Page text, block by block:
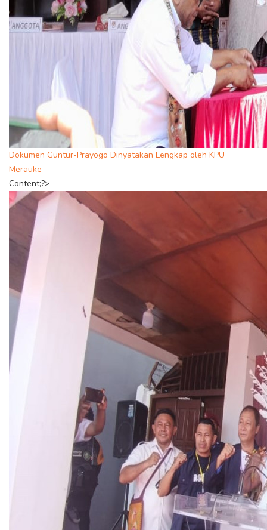
Dokumen Guntur-Prayogo Dinyatakan Lengkap oleh KPU
Merauke
Content;?>